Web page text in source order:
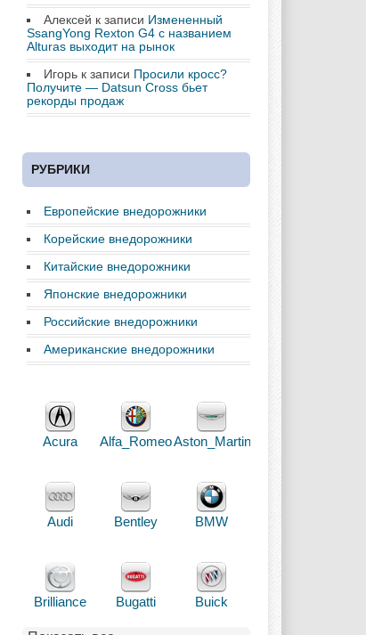
Алексей к записи Измененный
SsangYong Rexton G4 с названием
Alturas выходит на рынок
Игорь к записи Просили кросс?
Получите — Datsun Cross бьет
рекорды продаж
РУБРИКИ
Европейские внедорожники
Корейские внедорожники
Китайские внедорожники
Японские внедорожники
Российские внедорожники
Американские внедорожники
Acura Alfa_RomeoAston_Martin
Audi Bentley BMW
Brilliance Bugatti Buick